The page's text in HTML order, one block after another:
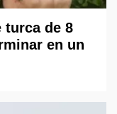
turca de 8
en un